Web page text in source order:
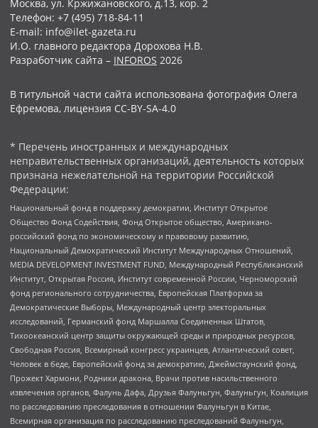
Москва, ул. Кржижановского, д.13, кор. 2
Телефон: +7 (495) 718-84-11
E-mail: info@ilet-gazeta.ru
И.О. главного редактора Дорохова Н.В.
Разработчик сайта – INFOROS 2026
В титульной части сайта использована фотография Олега
Ефремова, лицензия CC-BY-SA-4.0
* Перечень иностранных и международных
неправительственных организаций, деятельность которых
признана нежелательной на территории Российской
Федерации:
Национальный фонд в поддержку демократии, Институт Открытое
Общество Фонд Содействия, Фонд Открытое общество, Американо-
российский фонд по экономическому и правовому развитию,
Национальный Демократический Институт Международных Отношений,
MEDIA DEVELOPMENT INVESTMENT FUND, Международный Республиканский
Институт, Открытая Россия, Институт современной России, Черноморский
фонд регионального сотрудничества, Европейская Платформа за
Демократические Выборы, Международный центр электоральных
исследований, Германский фонд Маршалла Соединенных Штатов,
Тихоокеанский центр защиты окружающей среды и природных ресурсов,
Свободная Россия, Всемирный конгресс украинцев, Атлантический совет,
Человек в беде, Европейский фонд за демократию, Джеймстаунский фонд,
Прожект Хармони, Родники дракона, Врачи против насильственного
извлечения органов, Фалунь Дафа, Друзья Фалуньгун, Фалуньгун, Коалиция
по расследованию преследования в отношении Фалуньгун в Китае,
Всемирная организация по расследованию преследований Фалуньгун,